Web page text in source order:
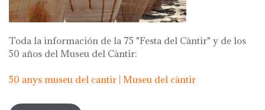
Toda la información de la 75 "Festa del Càntir" y de los
50 años del Museu del Càntir:
50 anys museu del cantir | Museu del càntir